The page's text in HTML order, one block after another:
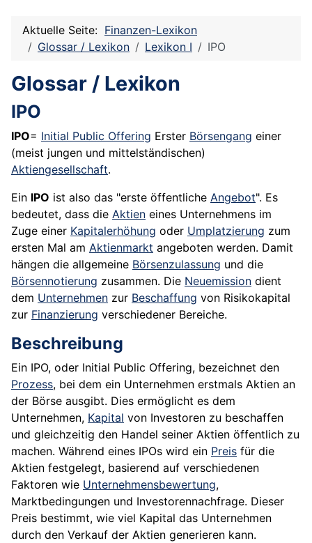
Aktuelle Seite: Finanzen-Lexikon
Glossar / Lexikon
Lexikon I IPO
Glossar / Lexikon
IPO
IPO= Initial Public Offering Erster Börsengang einer
(meist jungen und mittelständischen)
Aktiengesellschaft.
Ein IPO ist also das "erste öffentliche Angebot". Es
bedeutet, dass die Aktien eines Unternehmens im
Zuge einer Kapitalerhöhung oder Umplatzierung zum
ersten Mal am Aktienmarkt angeboten werden. Damit
hängen die allgemeine Börsenzulassung und die
Börsennotierung zusammen. Die Neuemission dient
dem Unternehmen zur Beschaffung von Risikokapital
zur Finanzierung verschiedener Bereiche.
Beschreibung
Ein IPO, oder Initial Public Offering, bezeichnet den
Prozess, bei dem ein Unternehmen erstmals Aktien an
der Börse ausgibt. Dies ermöglicht es dem
Unternehmen, Kapital von Investoren zu beschaffen
und gleichzeitig den Handel seiner Aktien öffentlich zu
machen. Während eines IPOs wird ein Preis für die
Aktien festgelegt, basierend auf verschiedenen
Faktoren wie Unternehmensbewertung,
Marktbedingungen und Investorennachfrage. Dieser
Preis bestimmt, wie viel Kapital das Unternehmen
durch den Verkauf der Aktien generieren kann.